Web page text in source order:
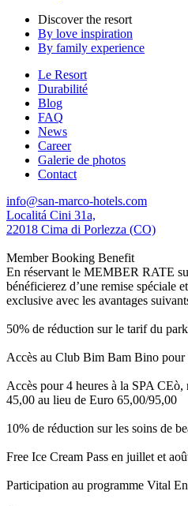
Discover the resort
By love inspiration
By family experience
Le Resort
Durabilité
Blog
FAQ
News
Career
Galerie de photos
Contact
info@san-marco-hotels.com
Localitá Cini 31a,
22018 Cima di Porlezza (CO)
Member Booking Benefit
En réservant le MEMBER RATE
bénéficierez d’une remise spéciale
exclusive avec les avantages
50% de réduction sur le tarif du
Accès au Club Bim Bam Bino pour
Accès pour 4 heures à la SPA
45,00 au lieu de Euro 65,00/95,00
10% de réduction sur les soins de
Free Ice Cream Pass en juillet et
Participation au programme Vital